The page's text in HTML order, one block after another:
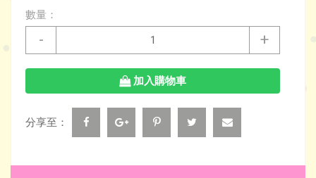
數量：
- +
加入購物車
分享至：